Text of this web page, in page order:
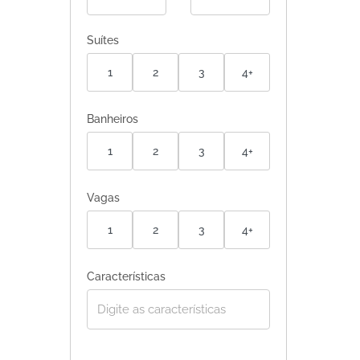
Suítes
1 2 3 4+
Banheiros
1 2 3 4+
Vagas
1 2 3 4+
Características